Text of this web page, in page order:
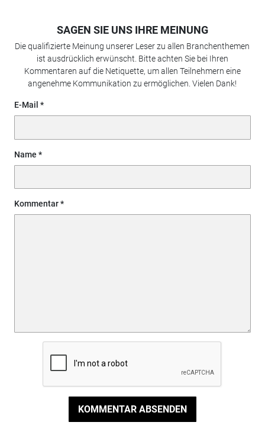
SAGEN SIE UNS IHRE MEINUNG
Die qualifizierte Meinung unserer Leser zu allen Branchenthemen
ist ausdrücklich erwünscht. Bitte achten Sie bei Ihren
Kommentaren auf die Netiquette, um allen Teilnehmern eine
angenehme Kommunikation zu ermöglichen. Vielen Dank!
E-Mail
Name
Kommentar
KOMMENTAR ABSENDEN